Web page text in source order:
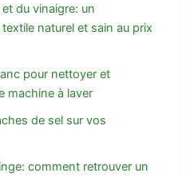
du vinaigre: un
naturel et sain au prix
pour nettoyer et
machine à laver
de sel sur vos
comment retrouver un